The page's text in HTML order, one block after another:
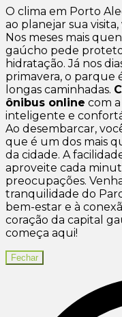
O clima em Porto
ao planejar sua
Nos meses mais
gaúcho pede
hidratação. Já nos
primavera, o parque
longas caminhadas.
ônibus online com
inteligente e
Ao desembarcar,
que é um dos mais
da cidade. A
aproveite cada
preocupações.
tranquilidade do
bem-estar e à
coração da capital
começa aqui!
Fechar